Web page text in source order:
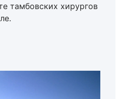
тамбовских хирургов